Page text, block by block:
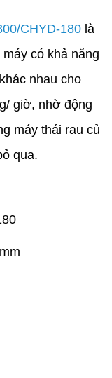
CHYD-180 là
có khả năng
nhau cho
giờ, nhờ động
máy thái rau củ
qua.